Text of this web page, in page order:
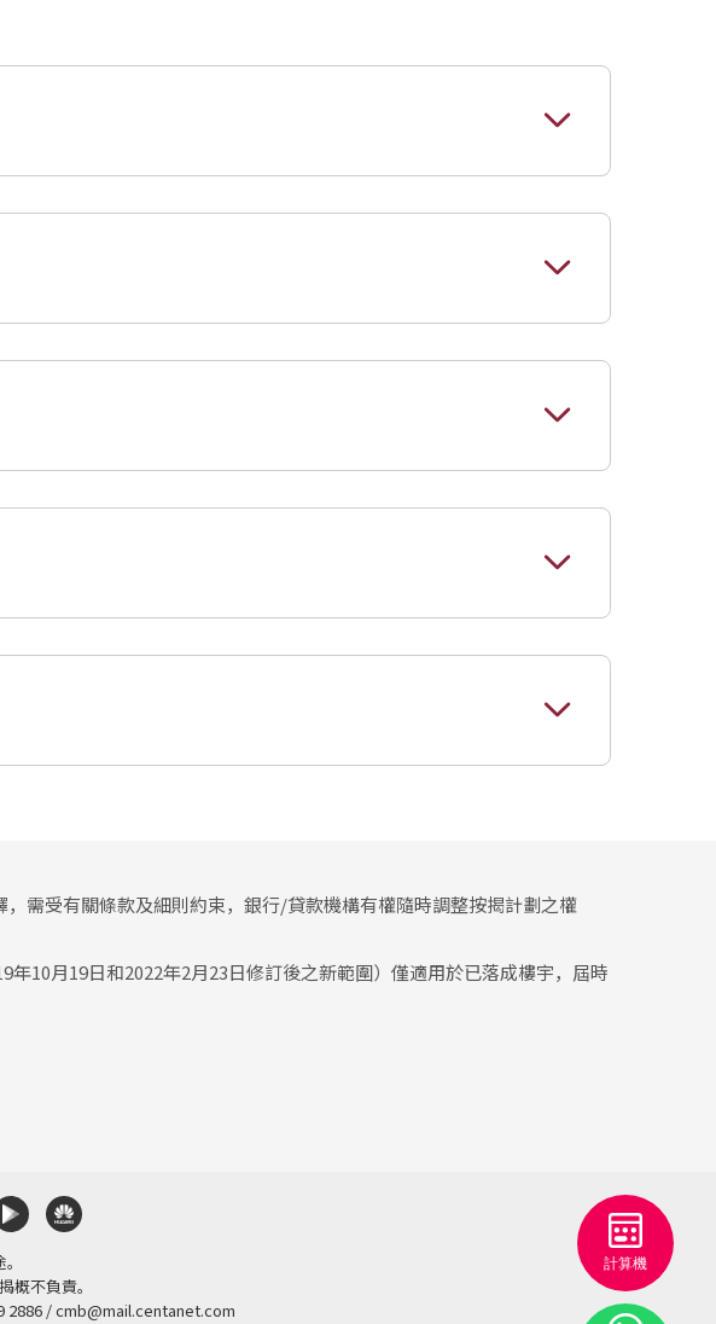
需受有關條款及細則約束，銀行/貸款機構有權隨時調整按揭計劃之權
10月19日和2022年2月23日修訂後之新範圍）僅適用於已落成樓宇，屆時
概不負責。
2886/cmb@mail.centanet.com